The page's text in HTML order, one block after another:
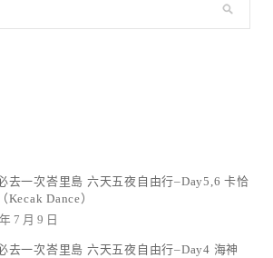
去一次峇里島 六天五夜自由行–Day5,6 卡恰
Kecak Dance）
7 月 9 日
去一次峇里島 六天五夜自由行–Day4 海神